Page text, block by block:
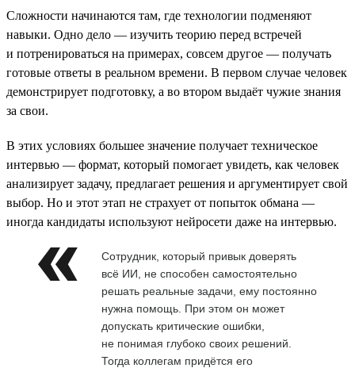
Сложности начинаются там, где технологии подменяют
навыки. Одно дело — изучить теорию перед встречей
и потренироваться на примерах, совсем другое — получать
готовые ответы в реальном времени. В первом случае человек
демонстрирует подготовку, а во втором выдаёт чужие знания
за свои.
В этих условиях большее значение получает техническое
интервью — формат, который помогает увидеть, как человек
анализирует задачу, предлагает решения и аргументирует свой
выбор. Но и этот этап не страхует от попыток обмана —
иногда кандидаты используют нейросети даже на интервью.
Сотрудник, который привык доверять
всё ИИ, не способен самостоятельно
решать реальные задачи, ему постоянно
нужна помощь. При этом он может
допускать критические ошибки,
не понимая глубоко своих решений.
Тогда коллегам придётся его